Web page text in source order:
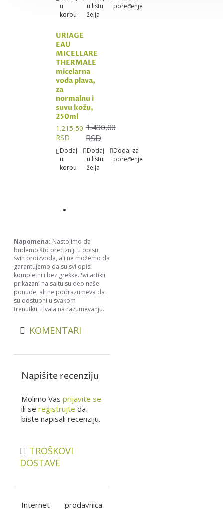
u
korpu
u listu
želja
poređenje
URIAGE
EAU
MICELLARE
THERMALE
micelarna
voda plava,
za
normalnu i
suvu kožu,
250ml
1.215,50
RSD
1.430,00
RSD
Dodaj
u
korpu
Dodaj
u listu
želja
Dodaj za
poređenje
Napomena: Nastojimo da
budemo što precizniji u opisu
svih proizvoda, ali ne možemo da
garantujemo da su svi opisi
kompletni i bez greške. Svi artikli
prikazani na sajtu su deo naše
ponude, ali ne podrazumeva da
su dostupni u svakom
trenutku. Hvala na razumevanju.
KOMENTARI
Napišite recenziju
Molimo Vas prijavite se
ili se registrujte da
biste napisali recenziju.
TROŠKOVI
DOSTAVE
Internet prodavnica